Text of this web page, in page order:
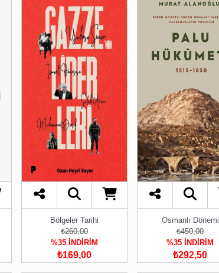
Bölgeler Tarihi
₺260,00
%35 İNDİRİM
₺169,00
Osmanlı Dönemi
₺450,00
%35 İNDİRİM
₺292,50